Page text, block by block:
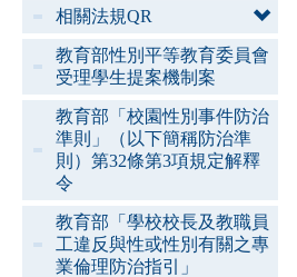
相關法規QR
教育部性別平等教育委員會
受理學生提案機制案
教育部「校園性別事件防治
準則」（以下簡稱防治準
則）第32條第3項規定解釋
令
教育部「學校校長及教職員
工違反與性或性別有關之專
業倫理防治指引」